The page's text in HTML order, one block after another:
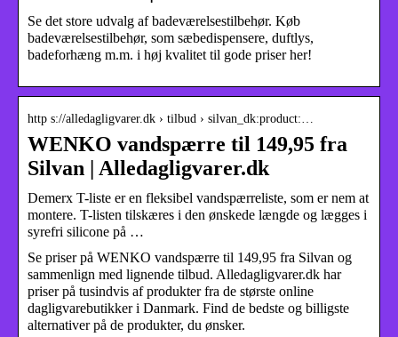
Se det store udvalg af badeværelsestilbehør. Køb
badeværelsestilbehør, som sæbedispensere, duftlys,
badeforhæng m.m. i høj kvalitet til gode priser her!
http s://alledagligvarer.dk › tilbud › silvan_dk:product:…
WENKO vandspærre til 149,95 fra
Silvan | Alledagligvarer.dk
Demerx T-liste er en fleksibel vandspærreliste, som er nem at
montere. T-listen tilskæres i den ønskede længde og lægges i
syrefri silicone på …
Se priser på WENKO vandspærre til 149,95 fra Silvan og
sammenlign med lignende tilbud. Alledagligvarer.dk har
priser på tusindvis af produkter fra de største online
dagligvarebutikker i Danmark. Find de bedste og billigste
alternativer på de produkter, du ønsker.